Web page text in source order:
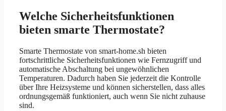
Welche Sicherheitsfunktionen
bieten smarte Thermostate?
Smarte Thermostate von smart-home.sh bieten
fortschrittliche Sicherheitsfunktionen wie Fernzugriff und
automatische Abschaltung bei ungewöhnlichen
Temperaturen. Dadurch haben Sie jederzeit die Kontrolle
über Ihre Heizsysteme und können sicherstellen, dass alles
ordnungsgemäß funktioniert, auch wenn Sie nicht zuhause
sind.